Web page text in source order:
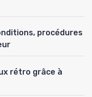
procédures
rétro grâce à